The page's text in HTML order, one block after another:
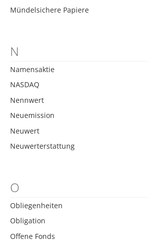
Mündelsichere Papiere
N
Namensaktie
NASDAQ
Nennwert
Neuemission
Neuwert
Neuwerterstattung
O
Obliegenheiten
Obligation
Offene Fonds